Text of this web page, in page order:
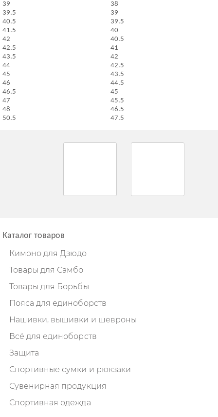
39
38
39.5
39
40.5
39.5
41.5
40
42
40.5
42.5
41
43.5
42
44
42.5
45
43.5
46
44.5
46.5
45
47
45.5
48
46.5
50.5
47.5
Каталог товаров
Кимоно для Дзюдо
Товары для Самбо
Товары для Борьбы
Пояса для единоборств
Нашивки, вышивки и шевроны
Всё для единоборств
Защита
Спортивные сумки и рюкзаки
Сувенирная продукция
Спортивная одежда